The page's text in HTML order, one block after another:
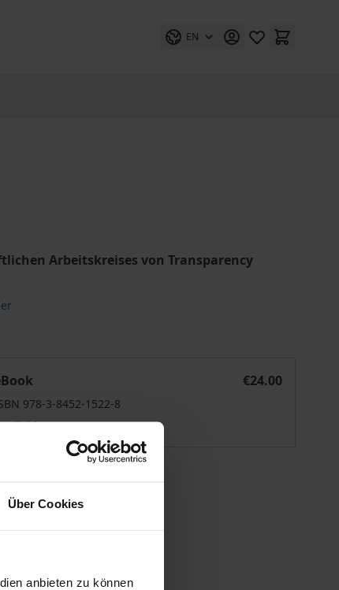
Über Cookies
anbieten zu können
EN
Arbeitskreises von Transparency
€24.00
978-3-8452-1522-8